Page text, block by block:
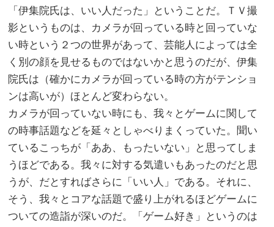
「伊集院氏は、いい人だった」ということだ。ＴＶ撮
影というものは、カメラが回っている時と回っていな
い時という２つの世界があって、芸能人によっては全
く別の顔を見せるものではないかと思うのだが、伊集
院氏は（確かにカメラが回っている時の方がテンショ
ンは高いが）ほとんど変わらない。
カメラが回っていない時にも、我々とゲームに関して
の時事話題などを延々としゃべりまくっていた。聞い
ているこっちが「ああ、もったいない」と思ってしま
うほどである。我々に対する気遣いもあったのだと思
うが、だとすればさらに「いい人」である。それに、
そう、我々とコアな話題で盛り上がれるほどゲームに
ついての造詣が深いのだ。「ゲーム好き」というのは